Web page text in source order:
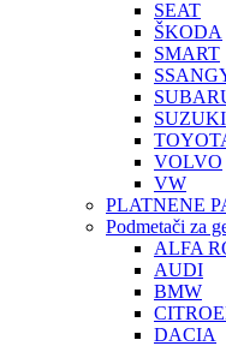
SEAT
ŠKODA
SMART
SUZUKI
VOLVO
VW
PLATNENE
Podmetači za
ALFA
AUDI
BMW
DACIA